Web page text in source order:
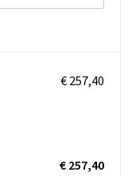
€ 257,40
€ 257,40